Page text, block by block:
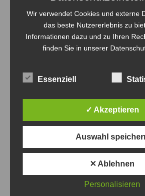
Straßenbahnverkehr - Foto: Antonius
Oldtimertag im
2026
Wir verwendet Cookies und externe
das beste Nutzererlebnis zu
Informationen dazu und zu Ihren
finden Sie in unserer
Essenziell
✓ Akzeptieren
Auswahl
✕ Ablehnen
Personalisieren